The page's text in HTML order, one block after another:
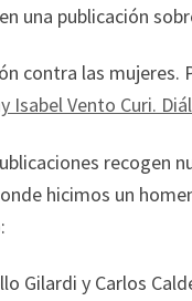
una publicación
contra las mujeres.
Isabel Vento Curi.
recogen
hicimos un
Gilardi y Carlos